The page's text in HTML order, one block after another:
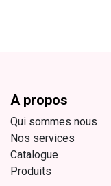
A propos
Qui sommes nous
Nos services
Catalogue
Produits